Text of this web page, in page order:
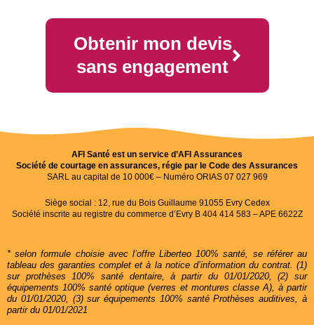
Obtenir mon devis
sans engagement
AFI Santé est un service d’AFI Assurances
Société de courtage en assurances, régie par le Code des Assurances
SARL au capital de 10 000€ – Numéro ORIAS 07 027 969
Siège social : 12, rue du Bois Guillaume 91055 Evry Cedex
Société inscrite au registre du commerce d’Evry B 404 414 583 – APE 6622Z
* selon formule choisie avec l’offre Liberteo 100% santé, se référer au
tableau des garanties complet et à la notice d’information du contrat. (1)
sur prothèses 100% santé dentaire, à partir du 01/01/2020, (2) sur
équipements 100% santé optique (verres et montures classe A), à partir
du 01/01/2020, (3) sur équipements 100% santé Prothèses auditives, à
partir du 01/01/2021